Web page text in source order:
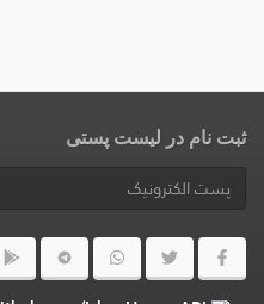
ثبت نام در لیست پستی